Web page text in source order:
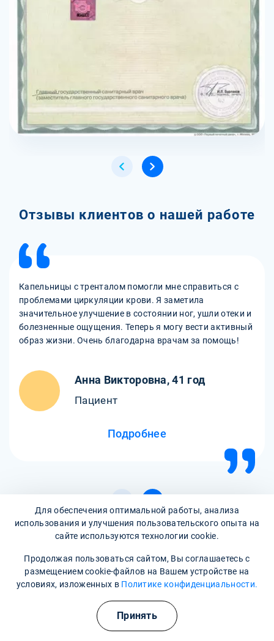
Отзывы клиентов о нашей работе
Капельницы с тренталом помогли мне справиться с
проблемами циркуляции крови. Я заметила
значительное улучшение в состоянии ног, ушли отеки и
болезненные ощущения. Теперь я могу вести активный
образ жизни. Очень благодарна врачам за помощь!
Анна Викторовна, 41 год
Пациент
Подробнее
Написать отзыв
Для обеспечения оптимальной работы, анализа
использования и улучшения пользовательского опыта на
сайте используются технологии cookie.
Продолжая пользоваться сайтом, Вы соглашаетесь с
размещением cookie-файлов на Вашем устройстве на
условиях, изложенных в Политике конфиденциальности.
Принять